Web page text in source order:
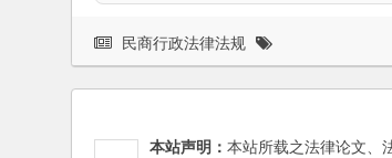
民商行政法律法规
本站声明： 本站所载之法律论文、